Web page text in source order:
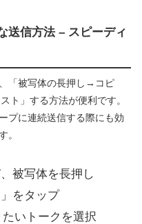
送信方法 – スピーディ
「被写体の長押し→コピ
ト」する方法が便利です。
プに連続送信する際にも効
。
被写体を長押し
をタップ
いトークを選択